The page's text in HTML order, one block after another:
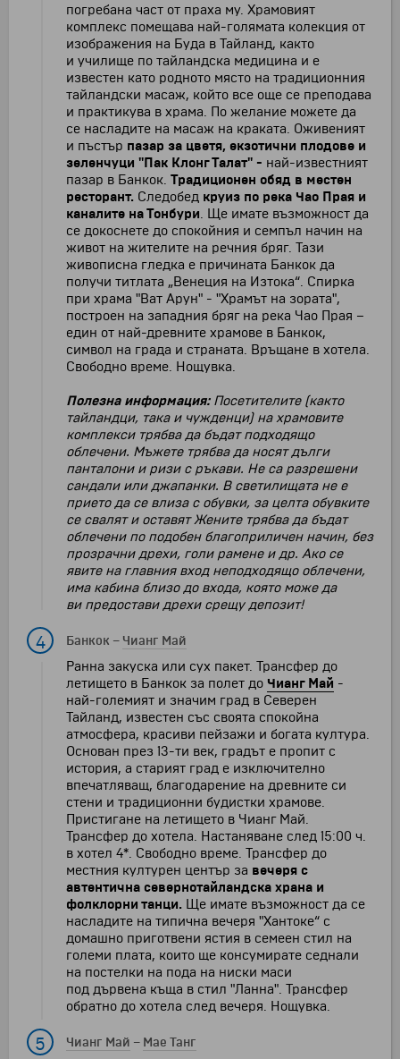
погребана част от праха му. Храмовият
комплекс помещава най-голямата колекция от
изображения на Буда в Тайланд, както
и училище по тайландска медицина и е
известен като родното място на традиционния
тайландски масаж, който все още се преподава
и практикува в храма. По желание можете да
се насладите на масаж на краката. Оживеният
и пъстър пазар за цветя, екзотични плодове и
зеленчуци "Пак Клонг Талат" - най-известният
пазар в Банкок. Традиционен обяд в местен
ресторант. Следобед круиз по река Чао Прая и
каналите на Тонбури. Ще имате възможност да
се докоснете до спокойния и семпъл начин на
живот на жителите на речния бряг. Тази
живописна гледка е причината Банкок да
получи титлата „Венеция на Изтока“. Спирка
при храма "Ват Арун" - "Храмът на зората",
построен на западния бряг на река Чао Прая –
един от най-древните храмове в Банкок,
символ на града и страната. Връщане в хотела.
Свободно време. Нощувка.
Полезна информация: Посетителите (както
тайландци, така и чужденци) на храмовите
комплекси трябва да бъдат подходящо
облечени. Мъжете трябва да носят дълги
панталони и ризи с ръкави. Не са разрешени
сандали или джапанки. В светилищата не е
прието да се влиза с обувки, за целта обувките
се свалят и оставят Жените трябва да бъдат
облечени по подобен благоприличен начин, без
прозрачни дрехи, голи рамене и др. Ако се
явите на главния вход неподходящо облечени,
има кабина близо до входа, която може да
ви предостави дрехи срещу депозит!
4 Банкок – Чианг Май
Ранна закуска или сух пакет. Трансфер до
летището в Банкок за полет до Чианг Май -
най-големият и значим град в Северен
Тайланд, известен със своята спокойна
атмосфера, красиви пейзажи и богата култура.
Основан през 13-ти век, градът е пропит с
история, а старият град е изключително
впечатляващ, благодарение на древните си
стени и традиционни будистки храмове.
Пристигане на летището в Чианг Май.
Трансфер до хотела. Настаняване след 15:00 ч.
в хотел 4*. Свободно време. Трансфер до
местния културен център за вечеря с
автентична севернотайландска храна и
фолклорни танци. Ще имате възможност да се
насладите на типична вечеря "Хантоке“ с
домашно приготвени ястия в семеен стил на
големи плата, които ще консумирате седнали
на постелки на пода на ниски маси
под дървена къща в стил "Ланна". Трансфер
обратно до хотела след вечеря. Нощувка.
5 Чианг Май – Мае Танг